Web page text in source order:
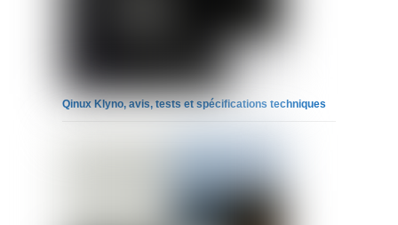
Qinux Klyno, avis, tests et spécifications techniques